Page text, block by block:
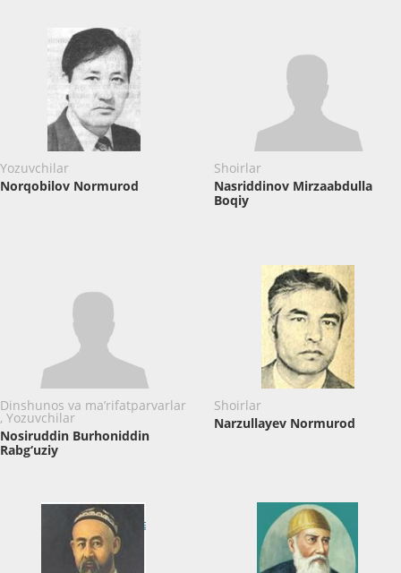
Yozuvchilar
Norqobilov Normurod
Shoirlar
Nasriddinov ​Mirzaabdulla
Boqiy
Dinshunos va ma’rifatparvarlar
, Yozuvchilar
Nosiruddin Burhoniddin
Rabg‘uziy
Shoirlar
Narzullayev Normurod